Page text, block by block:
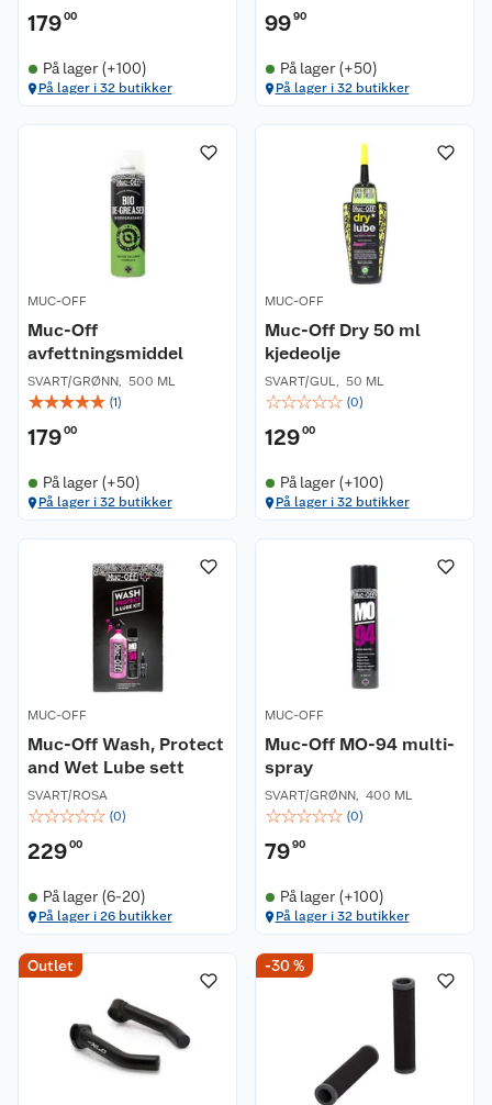
17900
På lager (+100)
På lager i 32 butikker
9990
På lager (+50)
På lager i 32 butikker
MUC-OFF
Muc-Off
avfettningsmiddel
SVART/GRØNN, 500 ML
☆☆☆☆☆ (1)
17900
På lager (+50)
På lager i 32 butikker
MUC-OFF
Muc-Off Dry 50 ml
kjedeolje
SVART/GUL, 50 ML
☆☆☆☆☆ (0)
12900
På lager (+100)
På lager i 32 butikker
MUC-OFF
Muc-Off Wash, Protect
and Wet Lube sett
SVART/ROSA
☆☆☆☆☆ (0)
22900
På lager (6-20)
På lager i 26 butikker
MUC-OFF
Muc-Off MO-94 multi-
spray
SVART/GRØNN, 400 ML
☆☆☆☆☆ (0)
7990
På lager (+100)
På lager i 32 butikker
Outlet -30 %